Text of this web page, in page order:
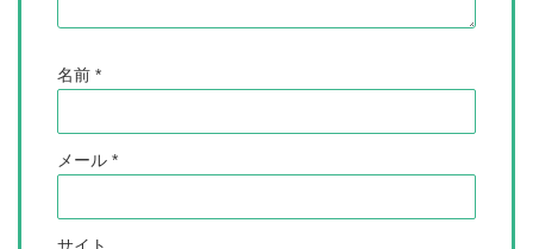
名前 *
メール *
サイト